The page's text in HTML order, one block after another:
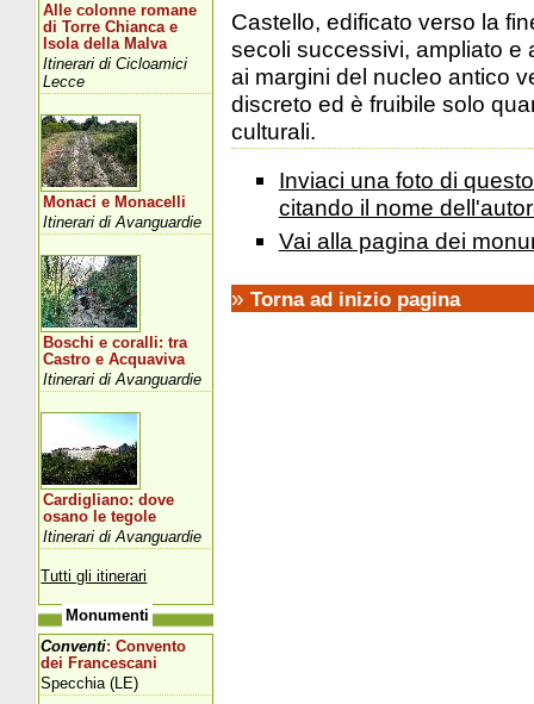
Castello, edificato verso la
secoli successivi, ampliato e
ai margini del nucleo antico
discreto ed è fruibile solo
culturali.
Inviaci una foto di
citando il nome
Vai alla pagina dei
» Torna ad inizio pagina
Alle colonne romane
di Torre Chianca e
Isola della Malva
Itinerari di Cicloamici
Lecce
Monaci e Monacelli
Itinerari di Avanguardie
Boschi e coralli: tra
Castro e Acquaviva
Itinerari di Avanguardie
Cardigliano: dove
osano le tegole
Itinerari di Avanguardie
Tutti gli itinerari
Monumenti
Conventi: Convento
dei Francescani
Specchia (LE)